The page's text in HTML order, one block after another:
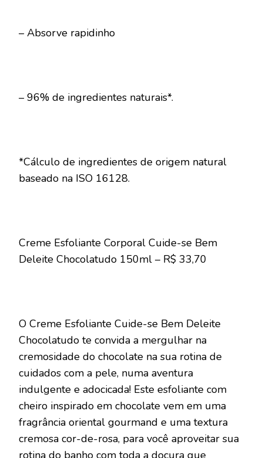
– Absorve rapidinho
– 96% de ingredientes naturais*.
*Cálculo de ingredientes de origem natural
baseado na ISO 16128.
Creme Esfoliante Corporal Cuide-se Bem
Deleite Chocolatudo 150ml – R$ 33,70
O Creme Esfoliante Cuide-se Bem Deleite
Chocolatudo te convida a mergulhar na
cremosidade do chocolate na sua rotina de
cuidados com a pele, numa aventura
indulgente e adocicada! Este esfoliante com
cheiro inspirado em chocolate vem em uma
fragrância oriental gourmand e uma textura
cremosa cor-de-rosa, para você aproveitar sua
rotina do banho com toda a doçura que